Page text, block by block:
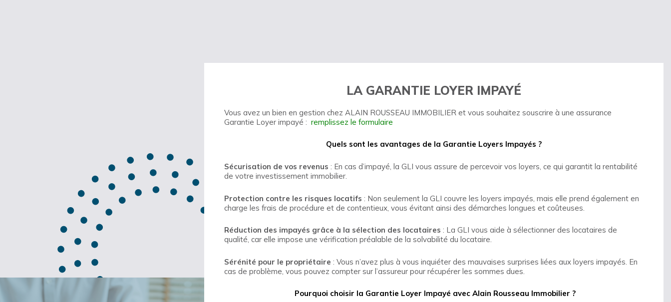
LA GARANTIE LOYER IMPAYÉ
Vous avez un bien en gestion chez ALAIN ROUSSEAU IMMOBILIER et vous souhaitez souscrire à une assurance
Garantie Loyer impayé : remplissez le formulaire
Quels sont les avantages de la Garantie Loyers Impayés ?
Sécurisation de vos revenus : En cas d’impayé, la GLI vous assure de percevoir vos loyers, ce qui garantit la rentabilité
de votre investissement immobilier.
Protection contre les risques locatifs : Non seulement la GLI couvre les loyers impayés, mais elle prend également en
charge les frais de procédure et de contentieux, vous évitant ainsi des démarches longues et coûteuses.
Réduction des impayés grâce à la sélection des locataires : La GLI vous aide à sélectionner des locataires de
qualité, car elle impose une vérification préalable de la solvabilité du locataire.
Sérénité pour le propriétaire : Vous n’avez plus à vous inquiéter des mauvaises surprises liées aux loyers impayés. En
cas de problème, vous pouvez compter sur l’assureur pour récupérer les sommes dues.
Pourquoi choisir la Garantie Loyer Impayé avec Alain Rousseau Immobilier ?